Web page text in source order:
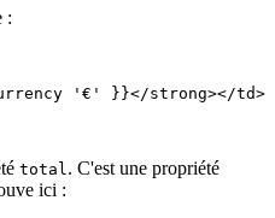
:
'€' }}</strong></td>
total . C'est une propriété
ici :